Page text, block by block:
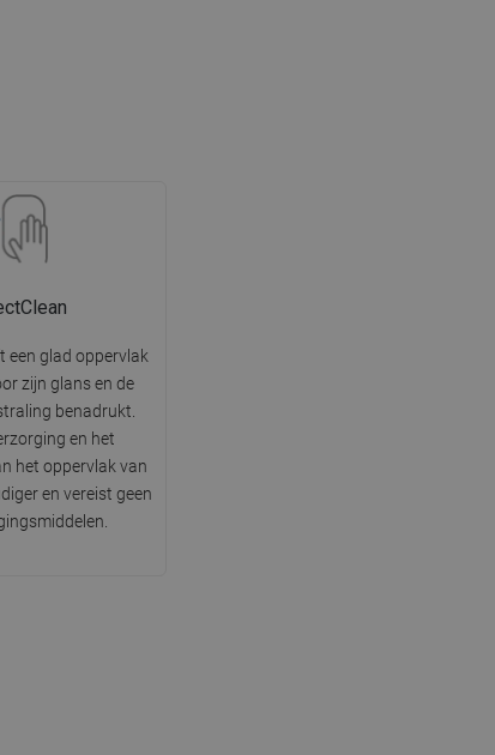
een glad oppervlak
zijn glans en de
benadrukt.
en het
het oppervlak van
en vereist geen